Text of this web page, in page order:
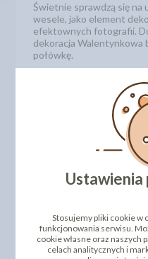
Świetnie sprawdzą się na
wesele, jako element
efektownych fotografii.
dekoracja Walentynkowa
połówkę.
wymiar całej dekoracji:
czas palenia: +/- 60
Numer katalogowy: 12-
W opakowaniu znajdują
DODAJ SWOJĄ
INNI KLIENCI
Ustawienia
Stosujemy pliki cookie w
funkcjonowania serwisu.
cookie własne oraz naszych
celach analitycznych i